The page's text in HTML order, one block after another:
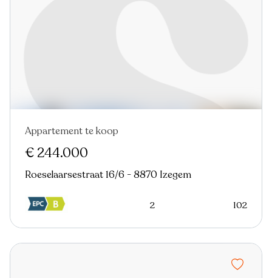
Nieuw
Appartement te koop
€ 244.000
Roeselaarsestraat 16/6 - 8870 Izegem
2 102